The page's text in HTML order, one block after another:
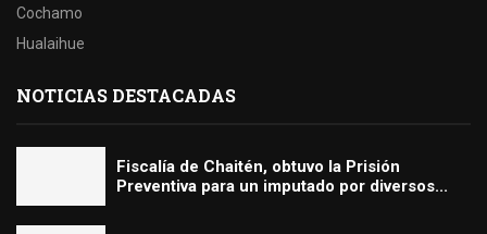
Cochamo
Hualaihue
NOTICIAS DESTACADAS
Fiscalía de Chaitén, obtuvo la Prisión
Preventiva para un imputado por diversos...